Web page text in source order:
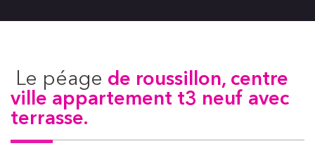
le péage de roussillon, centre
ville appartement t3 neuf avec
terrasse.